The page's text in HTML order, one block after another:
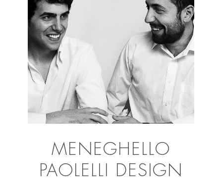
MENEGHELLO
PAOLELLI DESIGN